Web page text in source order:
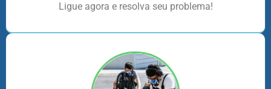
Ligue agora e resolva seu problema!